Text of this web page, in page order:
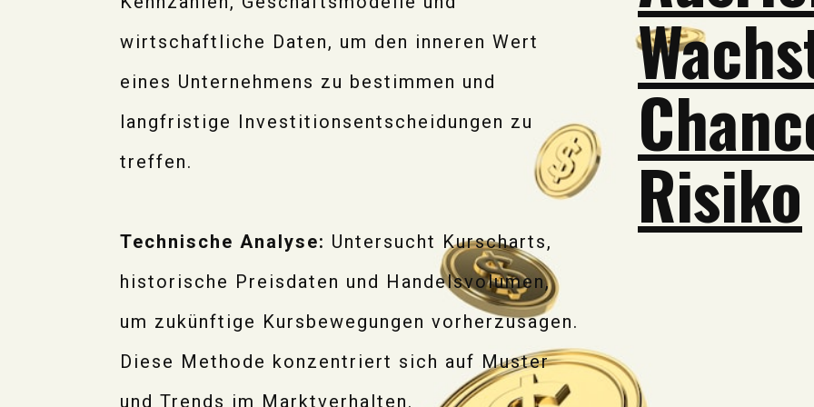
wirtschaftliche Daten, um den inneren Wert
eines Unternehmens zu bestimmen und
langfristige Investitionsentscheidungen zu
treffen.
Technische Analyse: Untersucht Kurscharts,
historische Preisdaten und Handelsvolumen,
um zukünftige Kursbewegungen vorherzusagen.
Diese Methode konzentriert sich auf Muster
und Trends im Marktverhalten.
Risiko